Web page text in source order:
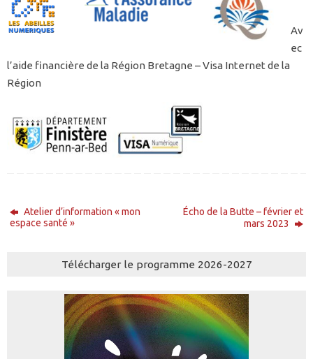
Av
ec
l’aide financière de la Région Bretagne – Visa Internet de la
Région
Atelier d’information « mon
espace santé »
Écho de la Butte – février et
mars 2023
Télécharger le programme 2026-2027